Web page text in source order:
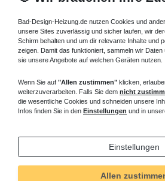
Technisches
Wert
Bad-Design-Heizung.de nutzen Cookies und
unsere Sites zuverlässig und sicher laufen, wir
Schirm behalten und um dir relevante Inhalte und
zeigen. Damit das funktioniert, sammeln wir
sie unsere Angebote auf welchen Geräten nutzen.
Wenn Sie auf "Allen zustimmen" klicken,
weiterzuverarbeiten. Falls Sie dem nicht
die wesentliche Cookies und schneiden unsere
Infos finden Sie in den Einstellungen und in
Einstellungen
Allen